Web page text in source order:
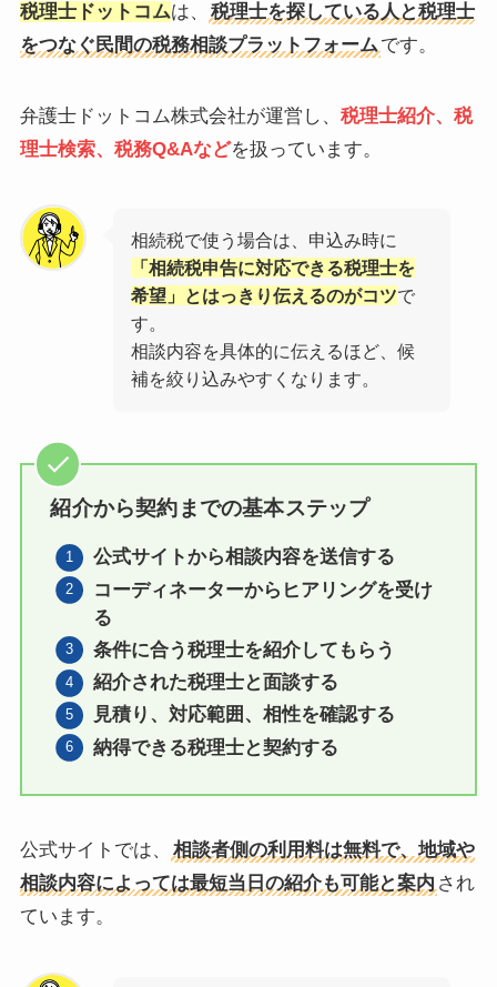
税理士ドットコムは、
税理士を探している人と税理士
をつなぐ民間の税務相談プラットフォームです。
弁護士ドットコム株式会社が運営し、 税理士紹介、税
理士検索、税務Q&Aなどを扱っています。
相続税で使う場合は、申込み時に
「相続税申告に対応できる税理士を
希望」とはっきり伝えるのがコツで
す。
相談内容を具体的に伝えるほど、候
補を絞り込みやすくなります。
紹介から契約までの基本ステップ
公式サイトから相談内容を送信する
コーディネーターからヒアリングを受け
る
条件に合う税理士を紹介してもらう
紹介された税理士と面談する
見積り、対応範囲、相性を確認する
納得できる税理士と契約する
公式サイトでは、
相談者側の利用料は無料で、地域や
相談内容によっては最短当日の紹介も可能と案内 され
ています。